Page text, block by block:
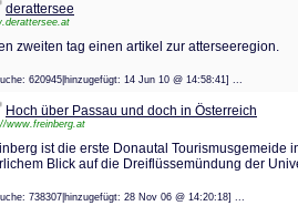
derattersee
zweiten tag einen artikel zur atterseeregion.
620945|hinzugefügt: 14 Jun 10 @ 14:58:41] ...
Hoch über Passau und doch in Österreich
www.freinberg.at
ist die erste Donautal Tourismusgemeide
Blick auf die Dreiflüssemündung der
738307|hinzugefügt: 28 Nov 06 @ 14:20:18] ...